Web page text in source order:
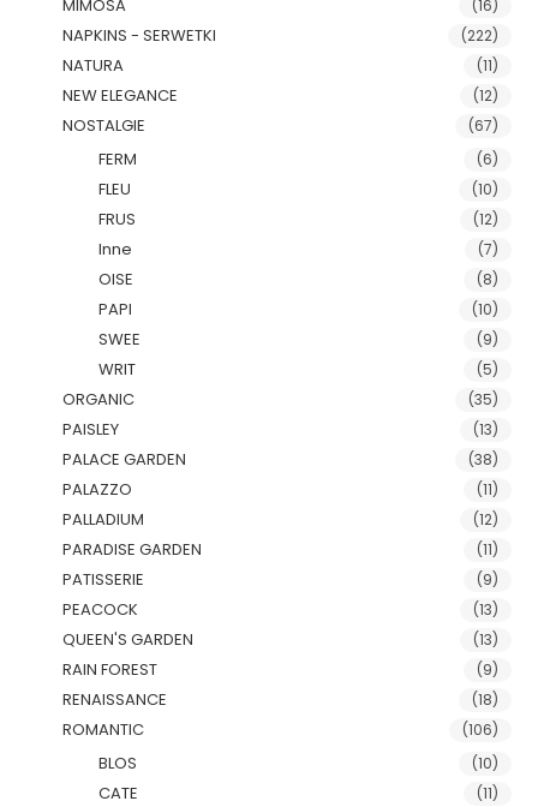
MIMOSA (16)
NAPKINS - SERWETKI (222)
NATURA (11)
NEW ELEGANCE (12)
NOSTALGIE (67)
FERM (6)
FLEU (10)
FRUS (12)
Inne (7)
OISE (8)
PAPI (10)
SWEE (9)
WRIT (5)
ORGANIC (35)
PAISLEY (13)
PALACE GARDEN (38)
PALAZZO (11)
PALLADIUM (12)
PARADISE GARDEN (11)
PATISSERIE (9)
PEACOCK (13)
QUEEN'S GARDEN (13)
RAIN FOREST (9)
RENAISSANCE (18)
ROMANTIC (106)
BLOS (10)
CATE (11)